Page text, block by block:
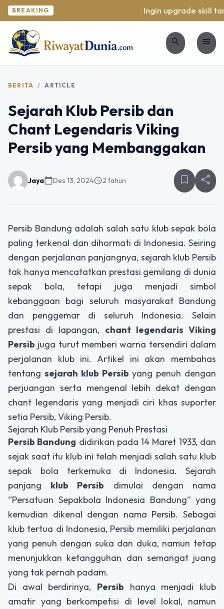
BREAKING Ingin upgrade skill
search menu
BERITA / ARTICLE
Sejarah Klub Persib dan
Chant Legendaris Viking
Persib yang Membanggakan
Jayacalendar_todayDes 13, 2024schedule2 tahun bookmark_border share
Persib Bandung adalah salah satu klub sepak bola
paling terkenal dan dihormati di Indonesia. Seiring
dengan perjalanan panjangnya, sejarah klub Persib
tak hanya mencatatkan prestasi gemilang di dunia
sepak bola, tetapi juga menjadi simbol
kebanggaan bagi seluruh masyarakat Bandung
dan penggemar di seluruh Indonesia. Selain
prestasi di lapangan, chant legendaris Viking
Persib juga turut memberi warna tersendiri dalam
perjalanan klub ini. Artikel ini akan membahas
tentang sejarah klub Persib yang penuh dengan
perjuangan serta mengenal lebih dekat dengan
chant legendaris yang menjadi ciri khas suporter
setia Persib, Viking Persib.
Sejarah Klub Persib yang Penuh Prestasi
Persib Bandung didirikan pada 14 Maret 1933, dan
sejak saat itu klub ini telah menjadi salah satu klub
sepak bola terkemuka di Indonesia. Sejarah
panjang klub Persib dimulai dengan nama
“Persatuan Sepakbola Indonesia Bandung” yang
kemudian dikenal dengan nama Persib. Sebagai
klub tertua di Indonesia, Persib memiliki perjalanan
yang penuh dengan suka dan duka, namun tetap
menunjukkan ketangguhan dan semangat juang
yang tak pernah padam.
Di awal berdirinya, Persib hanya menjadi klub
amatir yang berkompetisi di level lokal, namun